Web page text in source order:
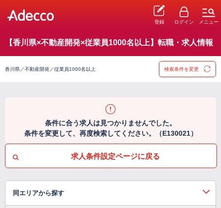
登録 ログイン メニュー
【香川県×不動産開発×従業員1000名以上】転職・求人情報
香川県／不動産開発／従業員1000名以上 検索条件を変更
条件に合う求人は見つかりませんでした。
条件を変更して、再度検索してください。（E130021）
求人条件設定ページに戻る
同エリアから探す